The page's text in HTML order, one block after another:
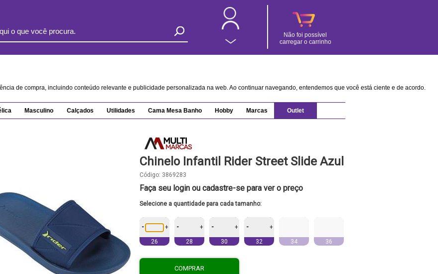
Não foi possível
carregar o carrinho
de compra, incluindo conteúdo relevante e publicidade personalizada na web. Ao continuar navegando, entendemos que você está ciente e de acordo.
Masculino Calçados Utilidades Cama Mesa Banho Hobby Marcas Outlet
Chinelo Infantil Rider Street Slide Azul
Código: 3869283
Faça seu login ou cadastre-se para ver o preço
Selecione a quantidade para cada tamanho:
- +
26
- +
28
- +
30
- +
32 34 36
COMPRAR